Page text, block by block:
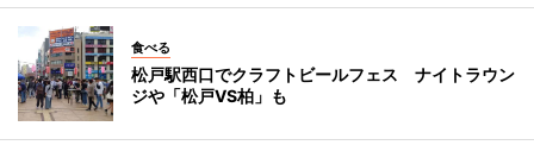
食べる
松戸駅西口でクラフトビールフェス ナイトラウン
ジや「松戸VS柏」も